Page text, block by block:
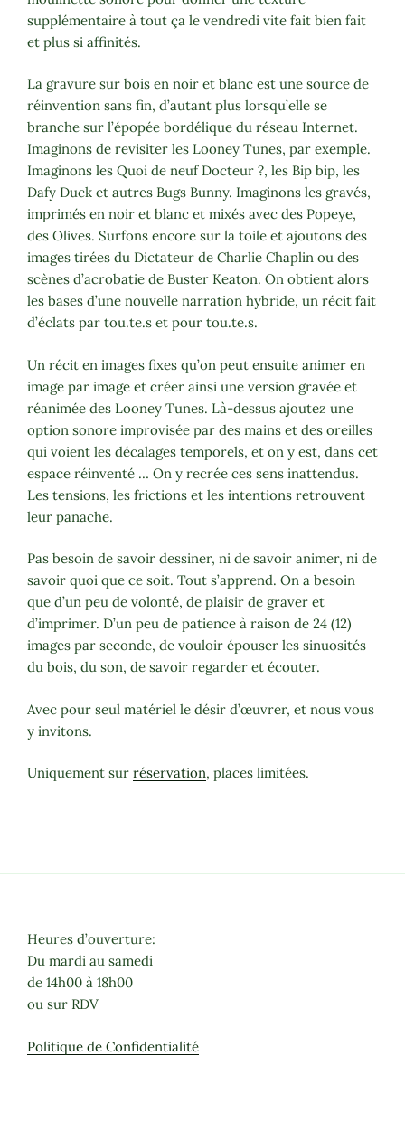
supplémentaire à tout ça le vendredi vite fait bien fait
et plus si affinités.
La gravure sur bois en noir et blanc est une source de
réinvention sans fin, d’autant plus lorsqu’elle se
branche sur l’épopée bordélique du réseau Internet.
Imaginons de revisiter les Looney Tunes, par exemple.
Imaginons les Quoi de neuf Docteur ?, les Bip bip, les
Dafy Duck et autres Bugs Bunny. Imaginons les gravés,
imprimés en noir et blanc et mixés avec des Popeye,
des Olives. Surfons encore sur la toile et ajoutons des
images tirées du Dictateur de Charlie Chaplin ou des
scènes d’acrobatie de Buster Keaton. On obtient alors
les bases d’une nouvelle narration hybride, un récit fait
d’éclats par tou.te.s et pour tou.te.s.
Un récit en images fixes qu’on peut ensuite animer en
image par image et créer ainsi une version gravée et
réanimée des Looney Tunes. Là-dessus ajoutez une
option sonore improvisée par des mains et des oreilles
qui voient les décalages temporels, et on y est, dans cet
espace réinventé … On y recrée ces sens inattendus.
Les tensions, les frictions et les intentions retrouvent
leur panache.
Pas besoin de savoir dessiner, ni de savoir animer, ni de
savoir quoi que ce soit. Tout s’apprend. On a besoin
que d’un peu de volonté, de plaisir de graver et
d’imprimer. D’un peu de patience à raison de 24 (12)
images par seconde, de vouloir épouser les sinuosités
du bois, du son, de savoir regarder et écouter.
Avec pour seul matériel le désir d’œuvrer, et nous vous
y invitons.
Uniquement sur réservation, places limitées.
Heures d’ouverture:
Du mardi au samedi
de 14h00 à 18h00
ou sur RDV
Politique de Confidentialité